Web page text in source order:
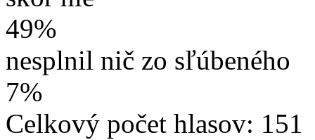
49%
nesplnil nič zo sľúbeného
7%
Celkový počet hlasov: 151